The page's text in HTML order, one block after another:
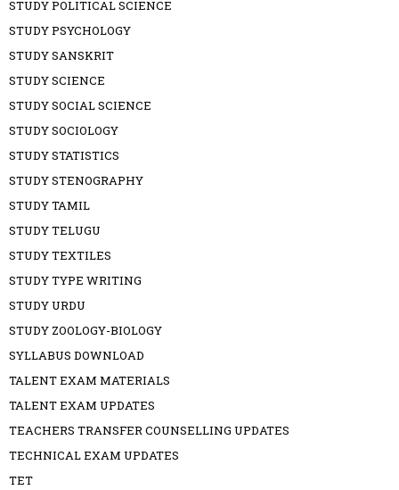
STUDY POLITICAL SCIENCE
STUDY PSYCHOLOGY
STUDY SANSKRIT
STUDY SCIENCE
STUDY SOCIAL SCIENCE
STUDY SOCIOLOGY
STUDY STATISTICS
STUDY STENOGRAPHY
STUDY TAMIL
STUDY TELUGU
STUDY TEXTILES
STUDY TYPE WRITING
STUDY URDU
STUDY ZOOLOGY-BIOLOGY
SYLLABUS DOWNLOAD
TALENT EXAM MATERIALS
TALENT EXAM UPDATES
TEACHERS TRANSFER COUNSELLING UPDATES
TECHNICAL EXAM UPDATES
TET